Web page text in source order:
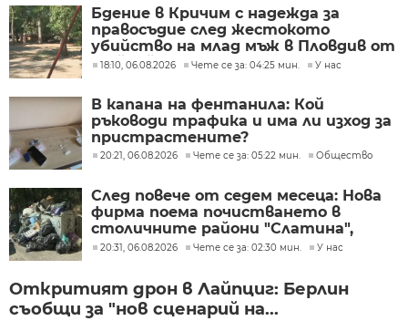
Бдение в Кричим с надежда за
правосъдие след жестокото
убийство на млад мъж в Пловдив от
тийнейджъри
18:10, 06.08.2026 Чете се за: 04:25 мин. У нас
В капана на фентанила: Кой
ръководи трафика и има ли изход за
пристрастените?
20:21, 06.08.2026 Чете се за: 05:22 мин. Общество
След повече от седем месеца: Нова
фирма поема почистването в
столичните райони "Слатина",
"Подуяне" и "Изгрев"
20:31, 06.08.2026 Чете се за: 02:30 мин. У нас
Откритият дрон в Лайпциг: Берлин
съобщи за "нов сценарий на...